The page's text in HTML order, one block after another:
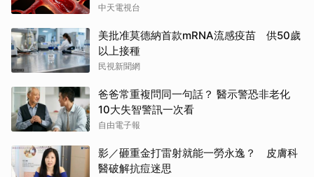
中天電視台
美批准莫德納首款mRNA流感疫苗 供50歲
以上接種
民視新聞網
爸爸常重複問同一句話？ 醫示警恐非老化
10大失智警訊一次看
自由電子報
影／砸重金打雷射就能一勞永逸？ 皮膚科
醫破解抗痘迷思